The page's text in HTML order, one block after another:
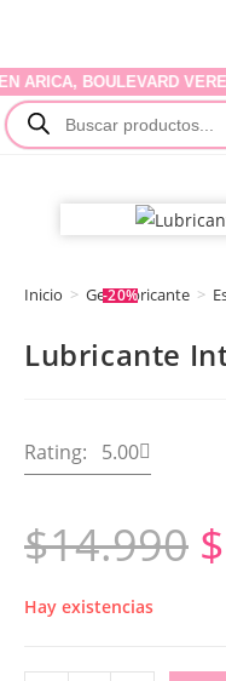
BOULEVARD
Inicio > Gel Lubricante >
Lubricante
Rating: 5.00
$14.990 $
Hay existencias
-20%